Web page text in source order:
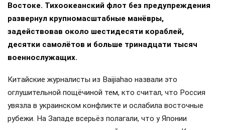
Востоке. Тихоокеанский флот без предупреждения
развернул крупномасштабные манёвры,
задействовав около шестидесяти кораблей,
десятки самолётов и больше тринадцати тысяч
военнослужащих.
Китайские журналисты из Baijiahao назвали это
оглушительной пощёчиной тем, кто считал, что Россия
увязла в украинском конфликте и ослабила восточные
рубежи. На Западе всерьёз полагали, что у Японии